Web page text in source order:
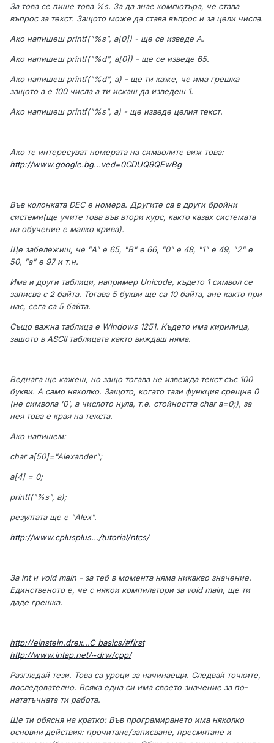
За това се пише това %s. За да знае компютъра, че става
въпрос за текст. Защото може да става въпрос и за цели числа.
Ако напишеш printf("%s", a[0]) - ще се изведе А.
Ако напишеш printf("%d", a[0]) - ще се изведе 65.
Ако напишеш printf("%d", a) - ще ти каже, че има грешка
защото a е 100 числа а ти искаш да изведеш 1.
Ако напишеш printf("%s", a) - ще изведе целия текст.
Ако те интересуват номерата на символите виж това:
http://www.google.bg...ved=0CDUQ9QEwBg
Във колонката DEC е номера. Другите са в други бройни
системи(ще учите това във втори курс, както казах системата
на обучение е малко крива).
Ще забележиш, че "A" е 65, "B" е 66, "0" е 48, "1" е 49, "2" е
50, "a" е 97 и т.н.
Има и други таблици, например Unicode, където 1 символ се
записва с 2 байта. Тогава 5 букви ще са 10 байта, ане както при
нас, сега са 5 байта.
Също важна таблица е Windows 1251. Където има кирилица,
зашото в ASCII таблицата както виждаш няма.
Веднага ще кажеш, но защо тогава не извежда текст със 100
букви. А само няколко. Защото, когато тази функция срещне 0
(не символа '0', а числото нула, т.е. стойността char a=0;), за
нея това е края на текста.
Ако напишем:
char a[50]="Alexander";
a[4] = 0;
printf("%s", a);
резултата ще е "Alex".
http://www.cplusplus.../tutorial/ntcs/
За int и void main - за теб в момента няма никакво значение.
Единственото е, че с някои компилатори за void main, ще ти
даде грешка.
http://einstein.drex...C_basics/#first
http://www.intap.net/~drw/cpp/
Разгледай тези. Това са уроци за начинаещи. Следвай точките,
последователно. Всяка една си има своето значение за по-
нататъчната ти работа.
Ще ти обясня на кратко: Във програмирането има няколко
основни действия: прочитане/записване, пресмятане и